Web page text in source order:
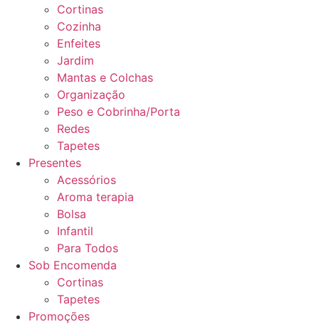
Cortinas
Cozinha
Enfeites
Jardim
Mantas e Colchas
Organização
Peso e Cobrinha/Porta
Redes
Tapetes
Presentes
Acessórios
Aroma terapia
Bolsa
Infantil
Para Todos
Sob Encomenda
Cortinas
Tapetes
Promoções